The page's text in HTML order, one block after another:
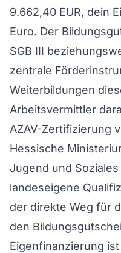
9.662,40 EUR, dein
Euro. Der
SGB III
zentrale
Weiterbildungen
Arbeitsvermittler
AZAV-Zertifizierung
Hessische
Jugend und
landeseigene
der direkte Weg für
den
Eigenfinanzierung